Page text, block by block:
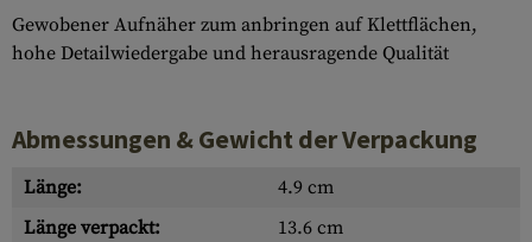
Gewobener Aufnäher zum anbringen auf Klettflächen,
hohe Detailwiedergabe und herausragende Qualität
Abmessungen & Gewicht der Verpackung
Länge:
4.9 cm
Länge verpackt:
13.6 cm